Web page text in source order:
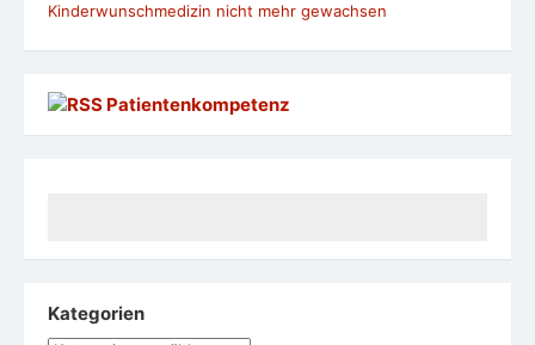
Kinderwunschmedizin nicht mehr gewachsen
Patientenkompetenz
Kategorien